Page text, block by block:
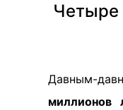
Четыре
Давным-
миллионов